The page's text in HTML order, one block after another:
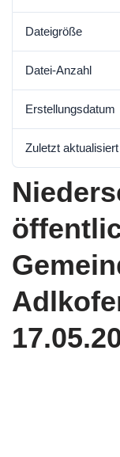
Dateigröße
Datei-Anzahl
Erstellungsdatum
Zuletzt aktualisiert